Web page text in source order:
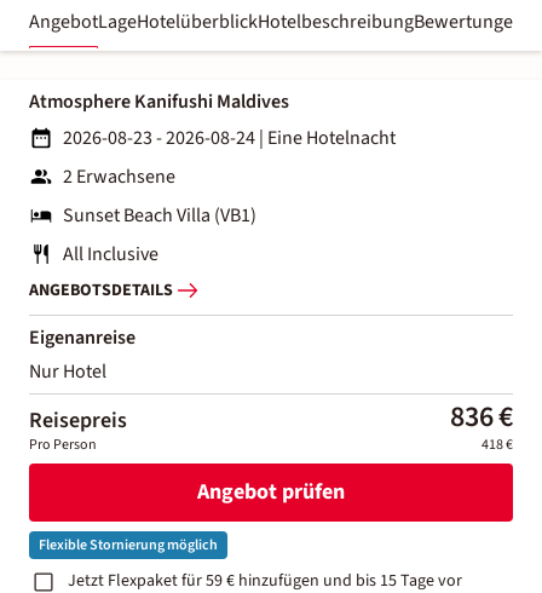
AngebotLageHotelüberblickHotelbeschreibungBewertungen
Atmosphere Kanifushi Maldives
2026-08-23 - 2026-08-24| Eine Hotelnacht
2 Erwachsene
Sunset Beach Villa (VB1)
All Inclusive
ANGEBOTSDETAILS
Eigenanreise
Nur Hotel
Reisepreis 836 €
Pro Person 418 €
Angebot prüfen
Flexible Stornierung möglich
Jetzt Flexpaket für 59 € hinzufügen und bis 15 Tage vor